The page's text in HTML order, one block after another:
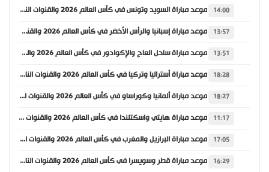
14:00 موعد مباراة السويد وتونس في كأس العالم 2026 والقنوات الناقلة
13:57 موعد مباراة إسبانيا والرأس الأخضر في كأس العالم 2026 والقنوات الناقلة
13:51 موعد مباراة ساحل العاج والإكوادور في كأس العالم 2026 والقنوات الناقلة
18:28 موعد مباراة أستراليا وتركيا في كأس العالم 2026 والقنوات الناقلة
18:27 موعد مباراة ألمانيا وكوراساو في كأس العالم 2026 والقنوات الناقلة
11:17 موعد مباراة هايتي واسكتلندا في كأس العالم 2026 والقنوات الناقلة
17:05 موعد مباراة البرازيل والمغرب في كأس العالم 2026 والقنوات الناقلة
16:29 موعد مباراة قطر وسويسرا في كأس العالم 2026 والقنوات الناقلة